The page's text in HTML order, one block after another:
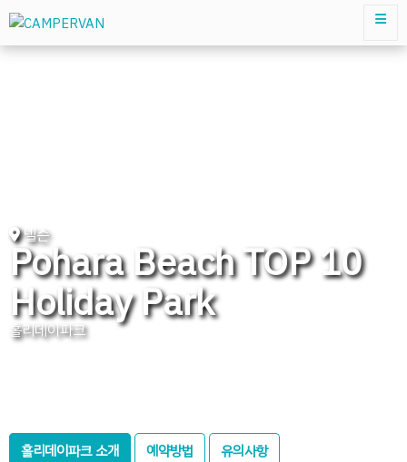
넬슨
Pohara Beach TOP 10
Holiday Park
홀리데이파크
홀리데이파크 소개 예약방법 유의사항